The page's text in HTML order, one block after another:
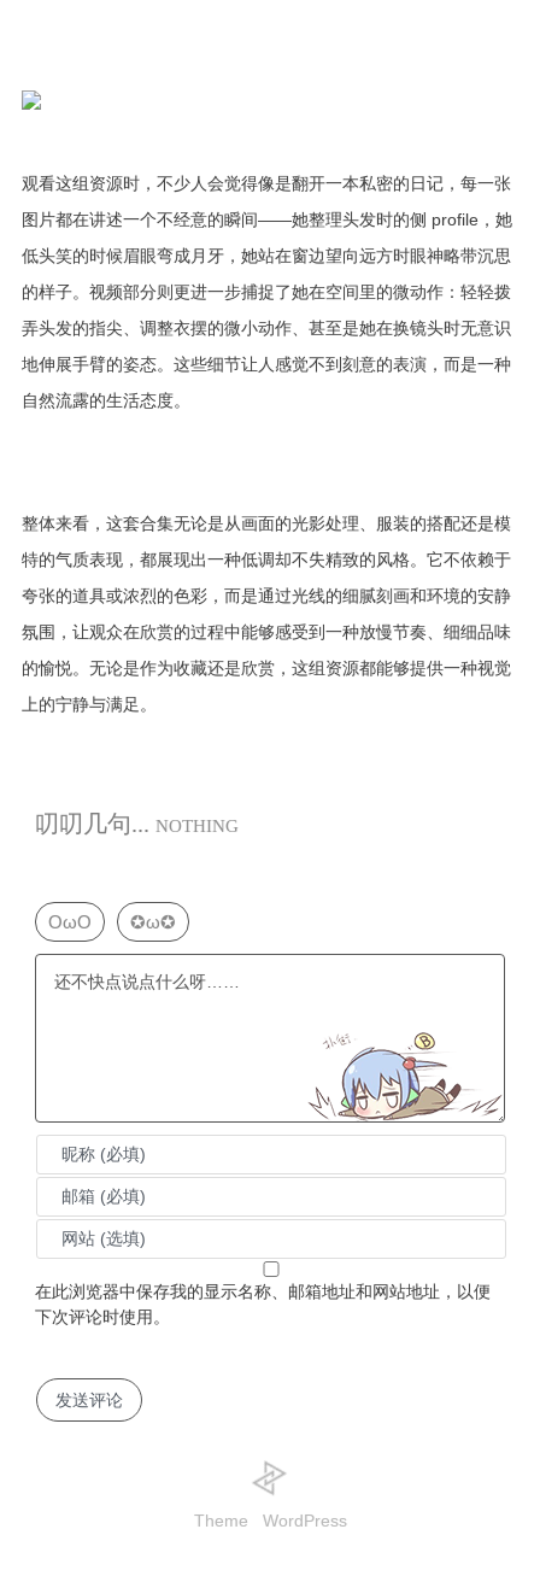
观看这组资源时，不少人会觉得像是翻开一本私密的日记，每一张
图片都在讲述一个不经意的瞬间——她整理头发时的侧 profile，她
低头笑的时候眉眼弯成月牙，她站在窗边望向远方时眼神略带沉思
的样子。视频部分则更进一步捕捉了她在空间里的微动作：轻轻拨
弄头发的指尖、调整衣摆的微小动作、甚至是她在换镜头时无意识
地伸展手臂的姿态。这些细节让人感觉不到刻意的表演，而是一种
自然流露的生活态度。
整体来看，这套合集无论是从画面的光影处理、服装的搭配还是模
特的气质表现，都展现出一种低调却不失精致的风格。它不依赖于
夸张的道具或浓烈的色彩，而是通过光线的细腻刻画和环境的安静
氛围，让观众在欣赏的过程中能够感受到一种放慢节奏、细细品味
的愉悦。无论是作为收藏还是欣赏，这组资源都能够提供一种视觉
上的宁静与满足。
叨叨几句... NOTHING
OωO ✪ω✪
在此浏览器中保存我的显示名称、邮箱地址和网站地址，以便
下次评论时使用。
Theme WordPress